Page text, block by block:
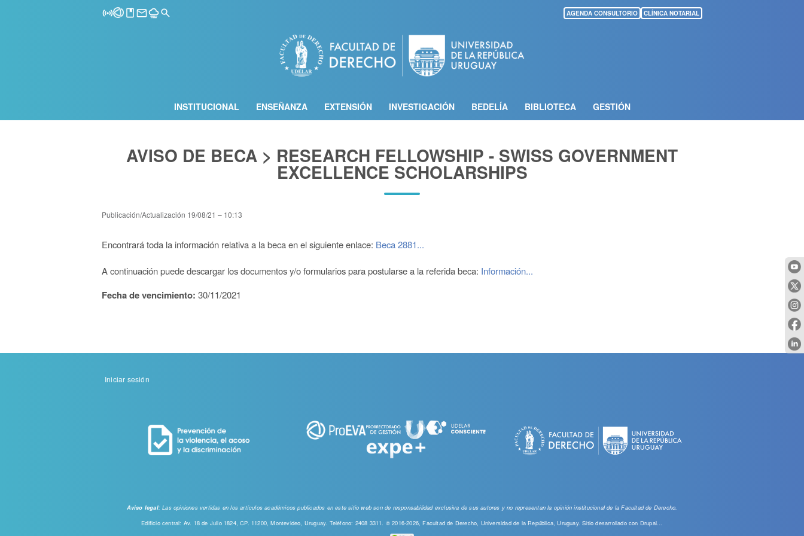
contenido
principal
AGENDA CONSULTORIO CLÍNICA NOTARIAL
INSTITUCIONAL ENSEÑANZA EXTENSIÓN INVESTIGACIÓN BEDELÍA BIBLIOTECA GESTIÓN
AVISO DE BECA > RESEARCH FELLOWSHIP - SWISS GOVERNMENT
EXCELLENCE SCHOLARSHIPS
Publicación/Actualización 19/08/21 – 10:13
Encontrará toda la información relativa a la beca en el siguiente enlace: Beca 2881...
A continuación puede descargar los documentos y/o formularios para postularse a la referida beca: Información...
Fecha de vencimiento: 30/11/2021
Menu
Iniciar sesión
Aviso legal: Las opiniones vertidas en los artículos académicos publicados en este sitio web son de responsabilidad exclusiva de sus autores y no representan la opinión institucional de la Facultad de Derecho.
Edificio central: Av. 18 de Julio 1824, CP. 11200, Montevideo, Uruguay. Teléfono: 2408 3311. © 2016-2026, Facultad de Derecho, Universidad de la República, Uruguay. Sitio desarrollado con Drupal...